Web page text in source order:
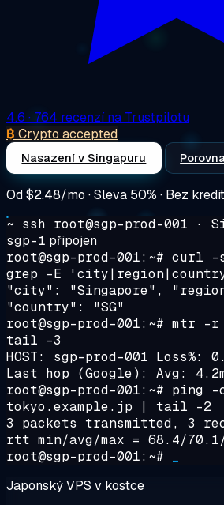
4.6 · 764 recenzí na Trustpilotu
₿ Crypto accepted
Nasazení v Singapuru
Od$2.48/mo · Sleva 50% · Bez
~ ssh root@sgp-prod-001 ·
sgp-1 připojen
root@sgp-prod-001:~# curl -
grep -E
"city": "Singapore",
"country": "SG"
root@sgp-prod-001:~# mtr -r
tail -3
HOST: sgp-prod-001 Loss%:
Last hop (Google): Avg:
root@sgp-prod-001:~# ping -
tokyo.example.jp | tail -2
3 packets transmitted, 3
rtt min/avg/max = 68.4/70.1/
root@sgp-prod-001:~#
Japonský VPS v kostce